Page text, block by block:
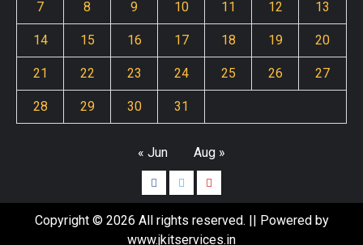
7 8 9 10 11 12 13
14 15 16 17 18 19 20
21 22 23 24 25 26 27
28 29 30 31
« Jun Aug »
Copyright © 2026 All rights reserved. || Powered by
www.jkitservices.in